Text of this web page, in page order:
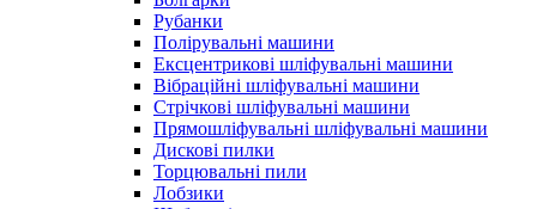
Рубанки
Полірувальні машини
Ексцентрикові шліфувальні машини
Вібраційні шліфувальні машини
Стрічкові шліфувальні машини
Прямошліфувальні шліфувальні машини
Дискові пилки
Торцювальні пили
Лобзики